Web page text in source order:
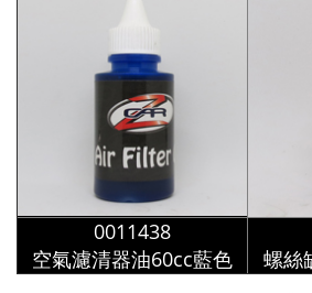
0011438
空氣濾清器油60cc藍色
螺絲